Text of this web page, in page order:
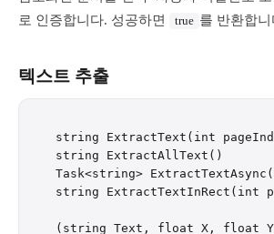
로 인증합니다. 성공하면
true 를 반환합니
텍스트 추출
string ExtractText(int
string ExtractAllText()
Task<string>
string
(string Text, float X, float